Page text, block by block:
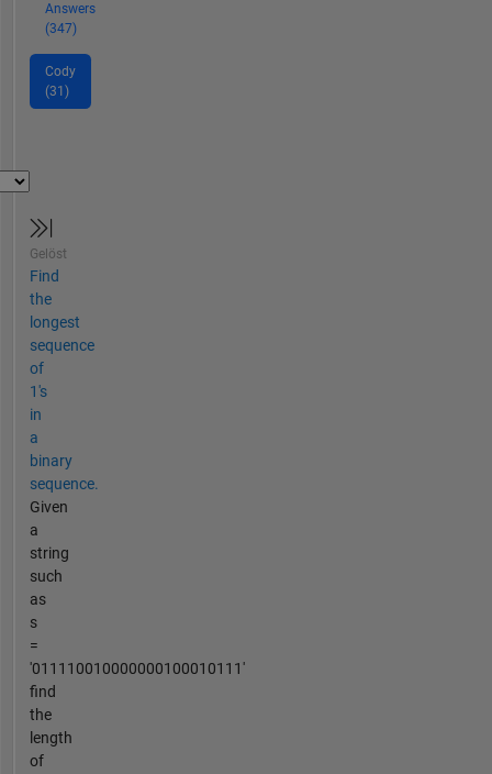
Answers
(347)
Cody
(31)
Gelöst
Find
the
longest
sequence
of
1's
in
a
binary
sequence.
Given
a
string
such
as
s
=
'011110010000000100010111'
find
the
length
of